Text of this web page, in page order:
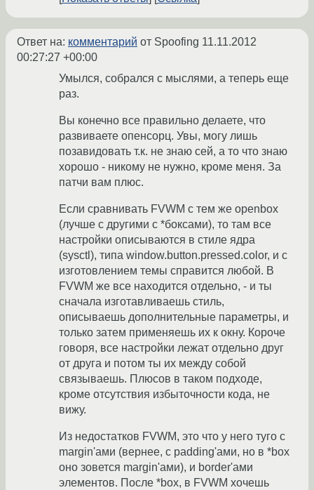
Ответ на: комментарий от Spoofing 11.11.2012
00:27:27 +00:00
Умылся, собрался с мыслями, а теперь еще
раз.
Вы конечно все правильно делаете, что
развиваете опенсорц. Увы, могу лишь
позавидовать т.к. не знаю сей, а то что знаю
хорошо - никому не нужно, кроме меня. За
патчи вам плюс.
Если сравнивать FVWM с тем же openbox
(лучше с другими с *боксами), то там все
настройки описываются в стиле ядра
(sysctl), типа window.button.pressed.color, и с
изготовлением темы справится любой. В
FVWM же все находится отдельно, - и ты
сначала изготавливаешь стиль,
описываешь дополнительные параметры, и
только затем применяешь их к окну. Короче
говоря, все настройки лежат отдельно друг
от друга и потом ты их между собой
связываешь. Плюсов в таком подходе,
кроме отсутствия избыточности кода, не
вижу.
Из недостатков FVWM, это что у него туго с
margin'ами (вернее, с padding'ами, но в *box
оно зовется margin'ами), и border'ами
элементов. После *box, в FVWM хочешь